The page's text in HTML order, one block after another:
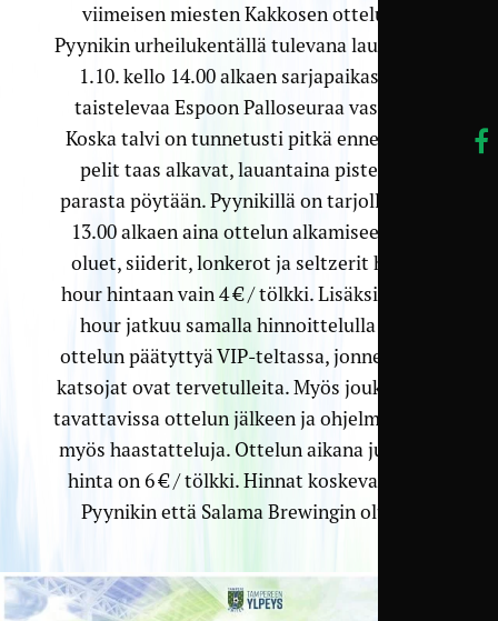
viimeisen miesten Kakkosen ottelunsa
Pyynikin urheilukentällä tulevana lauantaina
1.10. kello 14.00 alkaen sarjapaikastaan
taistelevaa Espoon Palloseuraa vastaan.
Koska talvi on tunnetusti pitkä ennen kuin
pelit taas alkavat, lauantaina pistetään
parasta pöytään. Pyynikillä on tarjolla kello
13.00 alkaen aina ottelun alkamiseen asti
oluet, siiderit, lonkerot ja seltzerit happy
hour hintaan vain 4 € / tölkki. Lisäksi happy
hour jatkuu samalla hinnoittelulla taas
ottelun päätyttyä VIP-teltassa, jonne kaikki
katsojat ovat tervetulleita. Myös joukkue on
tavattavissa ottelun jälkeen ja ohjelmassa on
myös haastatteluja. Ottelun aikana juomien
hinta on 6 € / tölkki. Hinnat koskevat sekä
Pyynikin että Salama Brewingin oluita.